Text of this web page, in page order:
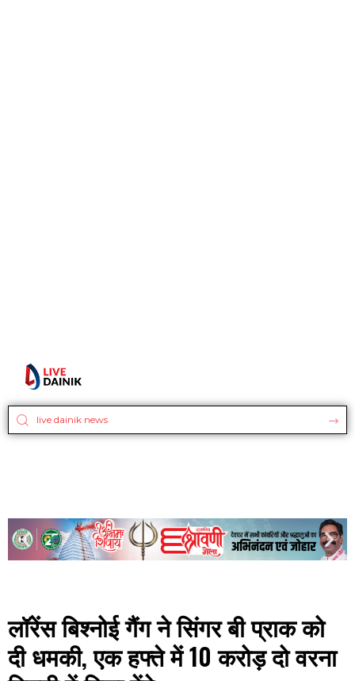
लॉरेंस बिश्नोई गैंग ने सिंगर बी प्राक को
दी धमकी, एक हफ्ते में 10 करोड़ दो वरना